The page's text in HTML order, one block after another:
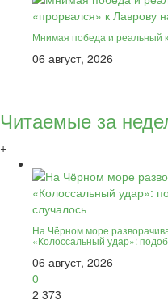
Мнимая победа и реальный
06 август, 2026
Читаемые за
+
На Чёрном море
«Колоссальный удар»:
06 август, 2026
0
2 373